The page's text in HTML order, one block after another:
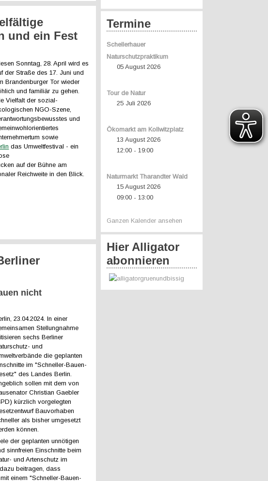
und ein Fest
Sonntag, 28. April wird es
der Straße des 17. Juni und
Brandenburger Tor wieder
und familiär zu gehen.
Vielfalt der sozial-
NGO-Szene,
und
sowie
das Umweltfestival - ein
auf der Bühne am
Reichweite in den Blick.
nicht
23.04.2024. In einer
Stellungnahme
sechs Berliner
und
die geplanten
im "Schneller-Bauen-
des Landes Berlin.
sollen mit dem von
Christian Gaebler
kürzlich vorgelegten
Bauvorhaben
als bisher umgesetzt
können.
der geplanten unnötigen
sinnfreien Einschnitte beim
und Artenschutz im
beitragen, dass
einem "Schneller-Bauen-
Termine
Schellerhauer
Naturschutzpraktikum
05 August 2026
Tour de Natur
25 Juli 2026
Ökomarkt am Kollwitzplatz
13 August 2026
12:00 -19:00
Naturmarkt Tharandter Wald
15 August 2026
09:00 -13:00
Ganzen Kalender ansehen
Hier Alligator
abonnieren